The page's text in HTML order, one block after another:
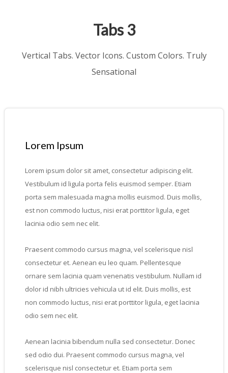
Tabs 3
Vertical Tabs. Vector Icons. Custom Colors. Truly
Sensational
Lorem Ipsum
Lorem ipsum dolor sit amet, consectetur adipiscing elit.
Vestibulum id ligula porta felis euismod semper. Etiam
porta sem malesuada magna mollis euismod. Duis mollis,
est non commodo luctus, nisi erat porttitor ligula, eget
lacinia odio sem nec elit.
Praesent commodo cursus magna, vel scelerisque nisl
consectetur et. Aenean eu leo quam. Pellentesque
ornare sem lacinia quam venenatis vestibulum. Nullam id
dolor id nibh ultricies vehicula ut id elit. Duis mollis, est
non commodo luctus, nisi erat porttitor ligula, eget lacinia
odio sem nec elit.
Aenean lacinia bibendum nulla sed consectetur. Donec
sed odio dui. Praesent commodo cursus magna, vel
scelerisque nisl consectetur et. Etiam porta sem